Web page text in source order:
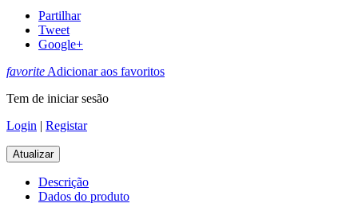
Partilhar
Tweet
Google+
favorite Adicionar aos favoritos
Tem de iniciar sesão
Login | Registar
Descrição
Dados do produto